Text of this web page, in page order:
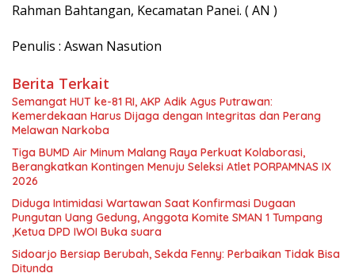
Rahman Bahtangan, Kecamatan Panei. ( AN )
Penulis : Aswan Nasution
Berita Terkait
Semangat HUT ke-81 RI, AKP Adik Agus Putrawan:
Kemerdekaan Harus Dijaga dengan Integritas dan Perang
Melawan Narkoba
Tiga BUMD Air Minum Malang Raya Perkuat Kolaborasi,
Berangkatkan Kontingen Menuju Seleksi Atlet PORPAMNAS IX
2026
Diduga Intimidasi Wartawan Saat Konfirmasi Dugaan
Pungutan Uang Gedung, Anggota Komite SMAN 1 Tumpang
,Ketua DPD IWOI Buka suara
Sidoarjo Bersiap Berubah, Sekda Fenny: Perbaikan Tidak Bisa
Ditunda